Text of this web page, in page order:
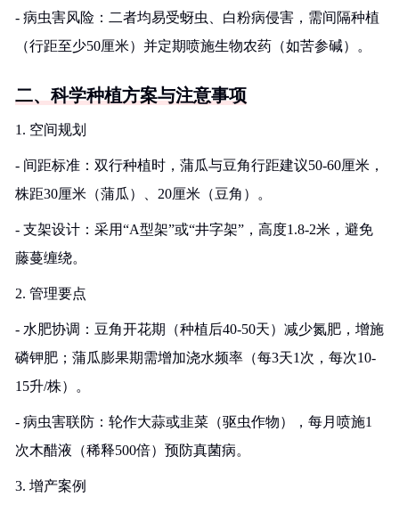
- 病虫害风险：二者均易受蚜虫、白粉病侵害，需间隔种植
（行距至少50厘米）并定期喷施生物农药（如苦参碱）。
二、科学种植方案与注意事项
1. 空间规划
- 间距标准：双行种植时，蒲瓜与豆角行距建议50-60厘米，
株距30厘米（蒲瓜）、20厘米（豆角）。
- 支架设计：采用“A型架”或“井字架”，高度1.8-2米，避免
藤蔓缠绕。
2. 管理要点
- 水肥协调：豆角开花期（种植后40-50天）减少氮肥，增施
磷钾肥；蒲瓜膨果期需增加浇水频率（每3天1次，每次10-
15升/株）。
- 病虫害联防：轮作大蒜或韭菜（驱虫作物），每月喷施1
次木醋液（稀释500倍）预防真菌病。
3. 增产案例